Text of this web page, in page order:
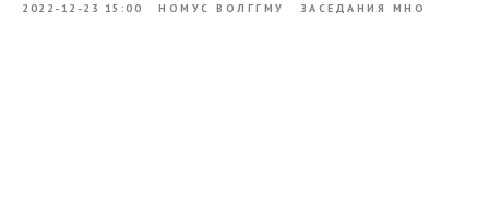
2022-12-23 15:00 НОМУС ВОЛГГМУ ЗАСЕДАНИЯ МНО